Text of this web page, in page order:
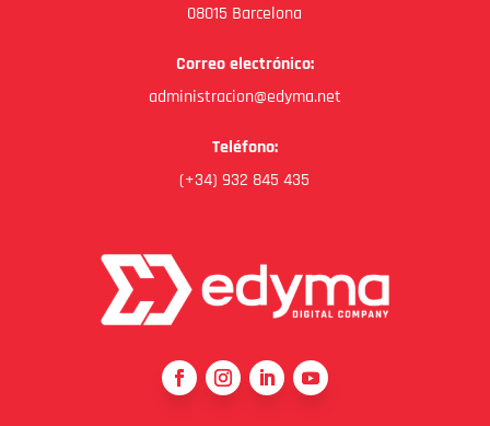
08015 Barcelona
Correo electrónico:
administracion@edyma.net
Teléfono:
(+34) 932 845 435